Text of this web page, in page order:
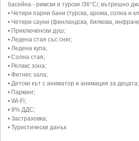
басейна - римски и турски /36°C/, вътрешно
• Четири парни бани (турска, арома, солна и
• Четири сауни (финландска, билкова,
• Приключенски душ;
• Ледена стая със сняг;
• Ледена купа;
• Солна стая;
• Релакс зона;
• Фитнес зала;
• Детски кът с аниматор и анимация за децата;
• Паркинг;
• Wi-Fi;
• 9% ДДС;
• Застраховка;
• Туристически данък